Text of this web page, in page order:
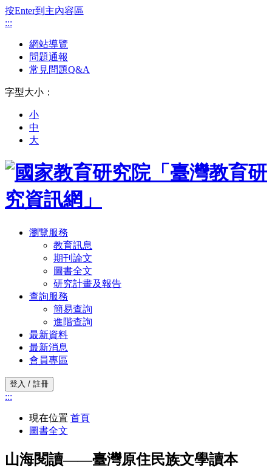
按Enter到主內容區
:::
網站導覽
問題通報
常見問題Q&A
字型大小：
小
中
大
瀏覽服務
教育訊息
期刊論文
圖書全文
研究計畫及報告
查詢服務
簡易查詢
進階查詢
最新資料
最新消息
會員專區
登入 / 註冊
:::
現在位置 首頁
圖書全文
山海閱讀——臺灣原住民族文學讀本